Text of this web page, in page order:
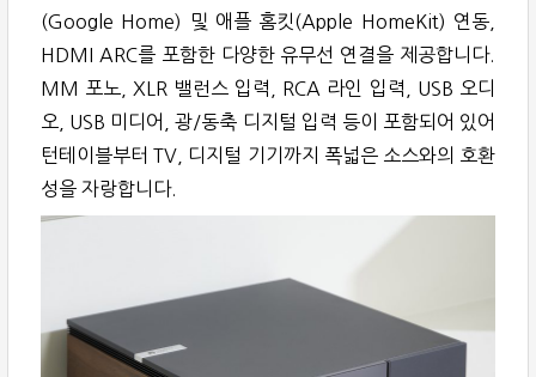
(Google Home) 및 애플 홈킷(Apple HomeKit) 연동,
HDMI ARC를 포함한 다양한 유무선 연결을 제공합니다.
MM 포노, XLR 밸런스 입력, RCA 라인 입력, USB 오디
오, USB 미디어, 광/동축 디지털 입력 등이 포함되어 있어
턴테이블부터 TV, 디지털 기기까지 폭넓은 소스와의 호환
성을 자랑합니다.